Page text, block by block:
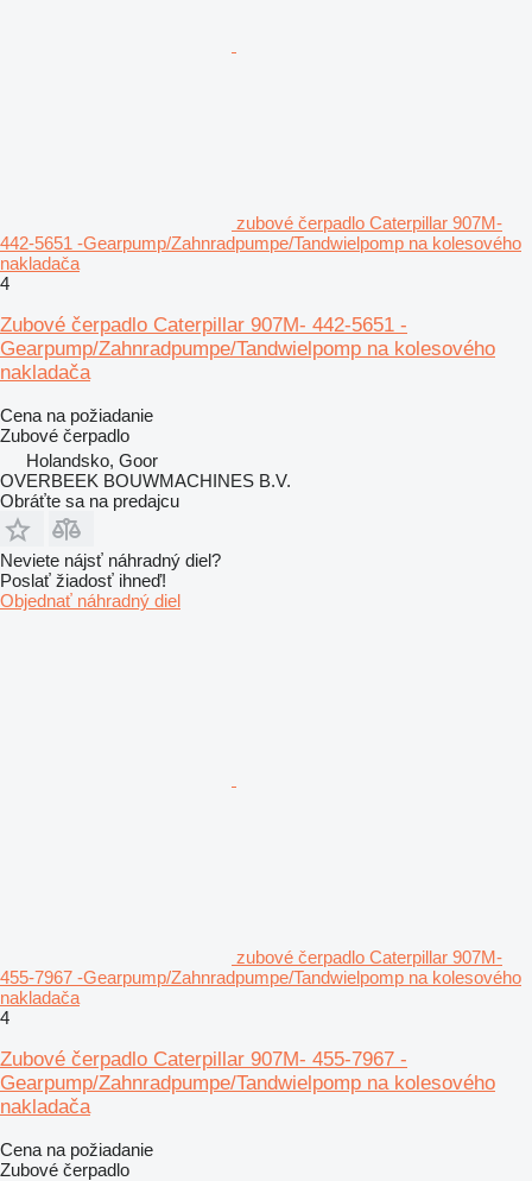
zubové čerpadlo Caterpillar 907M-
442-5651 -Gearpump/Zahnradpumpe/Tandwielpomp na kolesového
nakladača
4
Zubové čerpadlo Caterpillar 907M- 442-5651 -
Gearpump/Zahnradpumpe/Tandwielpomp na kolesového
nakladača
Cena na požiadanie
Zubové čerpadlo
Holandsko, Goor
OVERBEEK BOUWMACHINES B.V.
Obráťte sa na predajcu
Neviete nájsť náhradný diel?
Poslať žiadosť ihneď!
Objednať náhradný diel
zubové čerpadlo Caterpillar 907M-
455-7967 -Gearpump/Zahnradpumpe/Tandwielpomp na kolesového
nakladača
4
Zubové čerpadlo Caterpillar 907M- 455-7967 -
Gearpump/Zahnradpumpe/Tandwielpomp na kolesového
nakladača
Cena na požiadanie
Zubové čerpadlo